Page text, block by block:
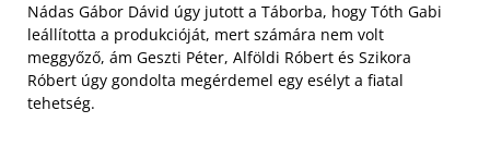
Nádas Gábor Dávid úgy jutott a Táborba, hogy Tóth Gabi
leállította a produkcióját, mert számára nem volt
meggyőző, ám Geszti Péter, Alföldi Róbert és Szikora
Róbert úgy gondolta megérdemel egy esélyt a fiatal
tehetség.